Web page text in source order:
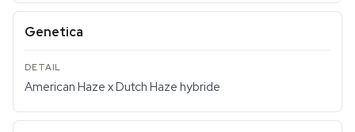
Genetica
American Haze x Dutch Haze hybride